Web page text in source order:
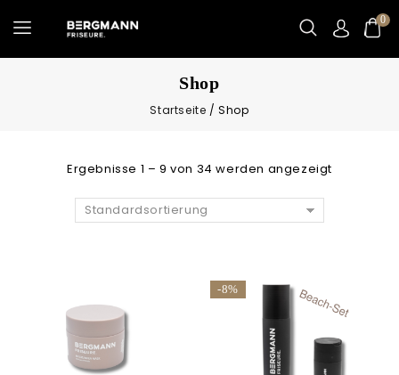
0
Shop
Startseite /Shop
Ergebnisse 1 – 9 von 34 werden angezeigt
Standardsortierung
-8%